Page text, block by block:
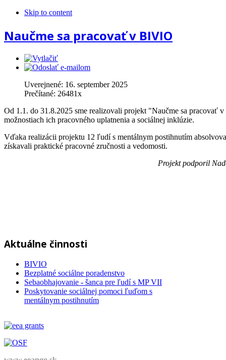
Skip to content
Naučme sa pracovať v BIVIO
Uverejnené: 16. september 2025
Prečítané: 26481x
Od 1.1. do 31.8.2025 sme realizovali projekt "Naučme sa
možnostiach ich pracovného uplatnenia a sociálnej inklúzie.
Vďaka realizácii projektu 12 ľudí s mentálnym postihnutím
získavali praktické pracovné zručnosti a vedomosti.
Projekt podporil
Aktuálne činnosti
BIVIO
Bezplatné sociálne poradenstvo
Sebaobhajovanie - šanca pre ľudí s MP VII
Poskytovanie sociálnej pomoci ľuďom s
mentálnym postihnutím